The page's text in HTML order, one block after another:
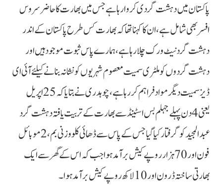
پاکستان میں دہشت گردی کروا رہا ہے جس میں بھارت کا حاضر سروس
افسر بھی شامل ہے، ان کا کہنا تھا کہ بھارت کس طرح پاکستان کے اندر
دہشت گرد نیٹ ورک چلا رہا ہے ، ہمارے پاس ثبوت موجود ہیں اور
دہشت گردوں کو ملٹری سمیت معصوم شہریوں کو نشانہ بنانے کیلئے آئی ای
ڈیز سمیت دیگر مواد فراہم کر رہا ہے، چوہدری نے بتایا کہ 25اپریل
یعنی 4 دن پہلے جہلم بس اسٹینڈ سے بھارت کے تربیت یافتہ دہشت گرد
عبدالمجید کو گرفتار کیا گیا جس کے پاس سے ڈھائی کلو وزنی بم، 2 موبائل
فون اور 70 ہزار روپے کیش برآمد ہوا جب کہ اس کے گھر سے ایک
بھارتی ساختہ ڈرون اور 10 لاکھ روپے کیش برآمد ہوا۔